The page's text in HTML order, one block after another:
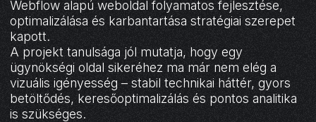
Webflow alapú weboldal folyamatos fejlesztése,
optimalizálása és karbantartása stratégiai szerepet
kapott.
A projekt tanulsága jól mutatja, hogy egy
ügynökségi oldal sikeréhez ma már nem elég a
vizuális igényesség – stabil technikai háttér, gyors
betöltődés, keresőoptimalizálás és pontos analitika
is szükséges.